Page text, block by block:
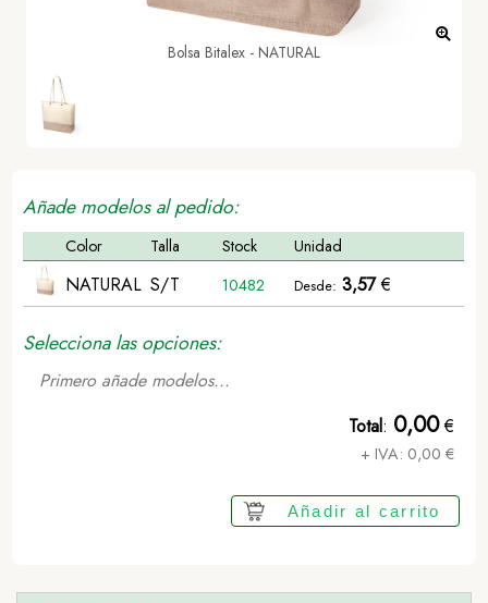
Bolsa Bitalex - NATURAL
Añade modelos al pedido:
Color Talla Stock Unidad
NATURAL S/T 10482 Desde: 3,57€
Selecciona las opciones:
Primero añade modelos...
Total: 0,00€
+ IVA: 0,00 €
Añadir al carrito